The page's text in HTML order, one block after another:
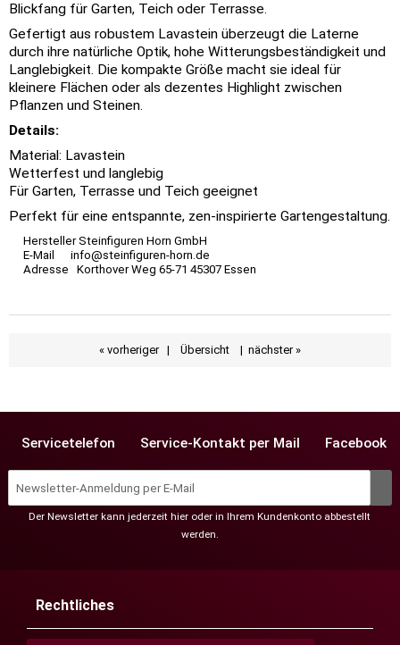
Blickfang für Garten, Teich oder Terrasse.
Gefertigt aus robustem Lavastein überzeugt die Laterne
durch ihre natürliche Optik, hohe Witterungsbeständigkeit und
Langlebigkeit. Die kompakte Größe macht sie ideal für
kleinere Flächen oder als dezentes Highlight zwischen
Pflanzen und Steinen.
Details:
Material: Lavastein
Wetterfest und langlebig
Für Garten, Terrasse und Teich geeignet
Perfekt für eine entspannte, zen-inspirierte Gartengestaltung.
Hersteller Steinfiguren Horn GmbH
E-Mail info@steinfiguren-horn.de
Adresse Korthover Weg 65-71 45307 Essen
« vorheriger| Übersicht | nächster »
Servicetelefon Service-Kontakt per Mail Facebook
Der Newsletter kann jederzeit hier oder in Ihrem Kundenkonto abbestellt
werden.
Rechtliches